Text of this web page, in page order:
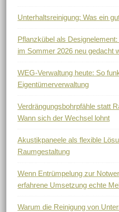
Unterhaltsreinigung: Was ein
Pflanzkübel als
im Sommer 2026 neu gedacht
WEG-Verwaltung heute: So
Eigentümerverwaltung
Verdrängungsbohrpfähle statt
Wann sich der Wechsel lohnt
Akustikpaneele als flexible
Raumgestaltung
Wenn Entrümpelung zur
erfahrene Umsetzung echte
Warum die Reinigung von